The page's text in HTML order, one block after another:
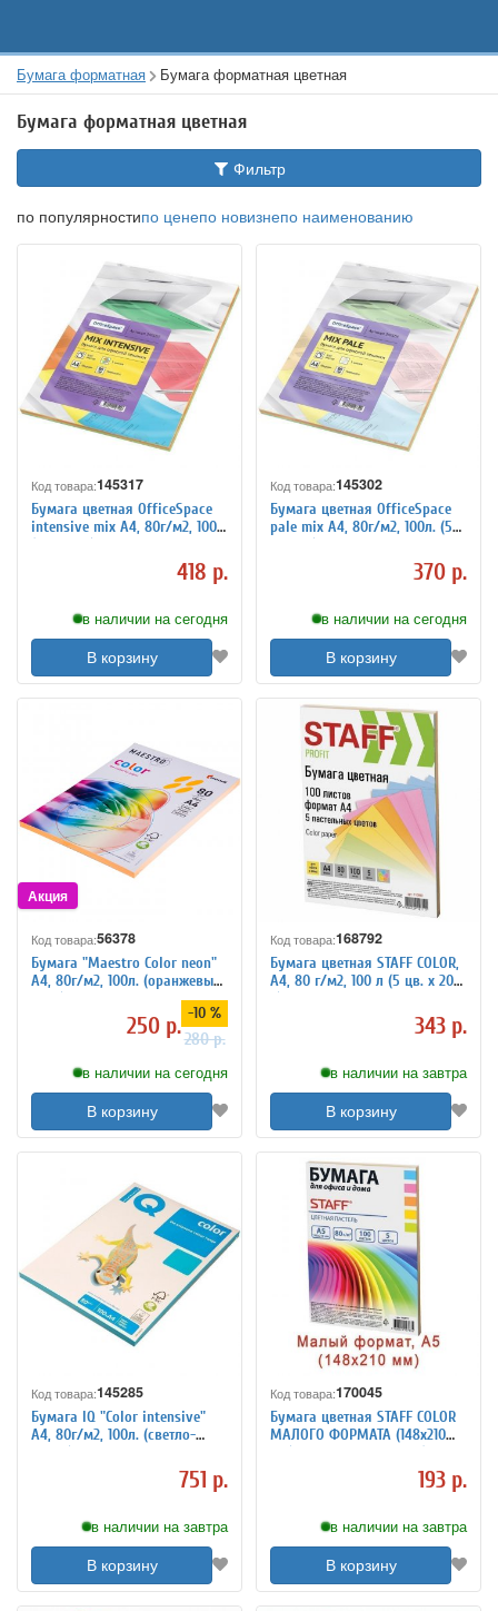
Бумага форматная Бумага форматная цветная
Бумага форматная цветная
Фильтр
по популярностипо ценепо новизнепо наименованию
Код товара:145317
Бумага цветная OfficeSpace
intensive mix А4, 80г/м2, 100л.
(5 цветов)
418 р.
в наличии на сегодня
В корзину
Код товара:145302
Бумага цветная OfficeSpace
pale mix А4, 80г/м2, 100л. (5
цветов)
370 р.
в наличии на сегодня
В корзину
Код товара:56378
Бумага "Maestro Color neon"
А4, 80г/м2, 100л. (оранжевый
неон)
250 р. -10 %
280 р.
в наличии на сегодня
В корзину
Код товара:168792
Бумага цветная STAFF COLOR,
А4, 80 г/м2, 100 л (5 цв. х 20
л), пастель, для офиса и
343 р.
в наличии на завтра
В корзину
Код товара:145285
Бумага IQ "Color intensive"
А4, 80г/м2, 100л. (светло-
синий)
751 р.
в наличии на завтра
В корзину
Код товара:170045
Бумага цветная STAFF COLOR
МАЛОГО ФОРМАТА (148х210
мм), А5, 80 г/м2, 100 л (5цв. х
20 л), цветная пастель, для193 р.
в наличии на завтра
В корзину